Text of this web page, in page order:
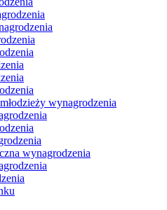
wynagrodzenia
wynagrodzenia